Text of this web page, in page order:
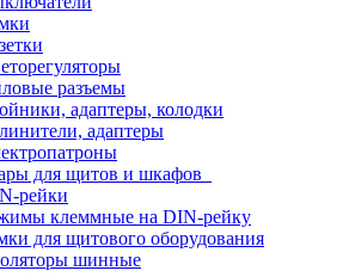
разъемы
адаптеры, колодки
адаптеры
для щитов и шкафов
рейки
клеммные на DIN-рейку
для щитового оборудования
шинные